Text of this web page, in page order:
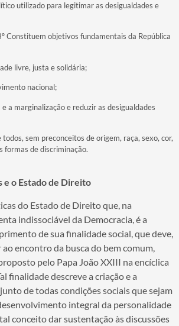
utilizado para legitimar as desigualdades e
Constituem objetivos fundamentais da República
livre, justa e solidária;
nacional;
a marginalização e reduzir as desigualdades
sem preconceitos de origem, raça, sexo, cor,
formas de discriminação.
e o Estado de Direito
do Estado de Direito que, na
indissociável da Democracia, é a
de sua finalidade social, que deve,
encontro da busca do bem comum,
pelo Papa João XXIII na encíclica
finalidade descreve a criação e a
de todas condições sociais que sejam
integral da personalidade
conceito dar sustentação às discussões